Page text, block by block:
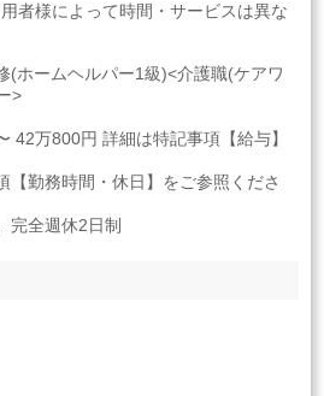
者様によって時間・サービスは異な
(ホームヘルパー1級)<介護職(ケアワ
>
42万800円 詳細は特記事項【給与】
【勤務時間・休日】をご参照くださ
完全週休2日制